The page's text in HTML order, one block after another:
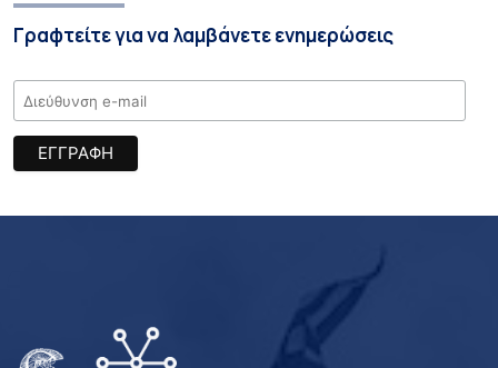
Γραφτείτε για να λαμβάνετε ενημερώσεις